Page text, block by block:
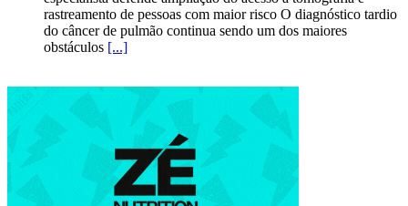
rastreamento de pessoas com maior risco O diagnóstico tardio
do câncer de pulmão continua sendo um dos maiores
obstáculos [...]